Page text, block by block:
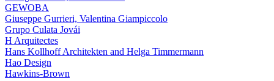
GEWOBA
Giuseppe Gurrieri, Valentina Giampiccolo
Grupo Culata Jovái
H Arquitectes
Hans Kollhoff Architekten and Helga Timmermann
Hao Design
Hawkins-Brown